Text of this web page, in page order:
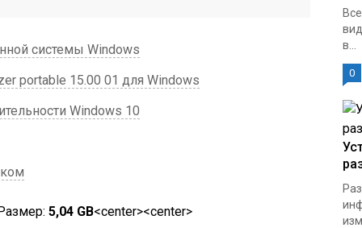
системы Windows
portable 15.00 01 для Windows
Windows 10
5,04 GB<center><center>
в...
0